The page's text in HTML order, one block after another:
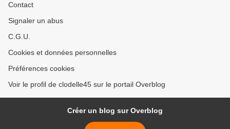
Contact
Signaler un abus
C.G.U.
Cookies et données personnelles
Préférences cookies
Voir le profil de clodelle45 sur le portail Overblog
Créer un blog sur Overblog